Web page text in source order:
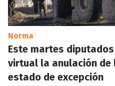
Norma
Este martes
virtual la anulación de
estado de excepción